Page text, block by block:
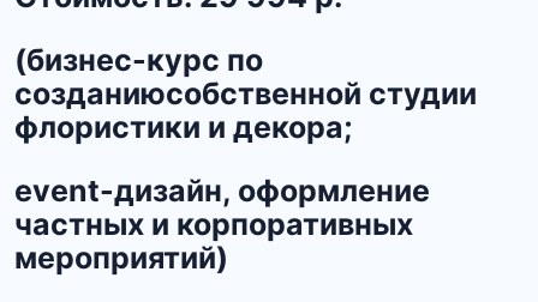
(бизнес-курс по
созданиюсобственной студии
флористики и декора;
event-дизайн, оформление
частных и корпоративных
мероприятий)